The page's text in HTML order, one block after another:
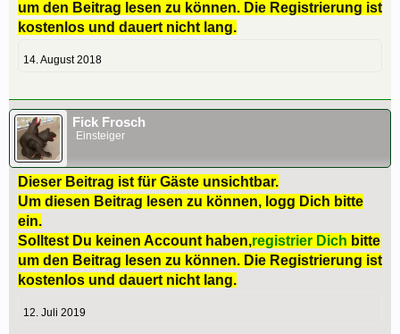
um den Beitrag lesen zu können. Die Registrierung ist
kostenlos und dauert nicht lang.
14. August 2018
Fick Frosch
Einsteiger
Dieser Beitrag ist für Gäste unsichtbar.
Um diesen Beitrag lesen zu können, logg Dich bitte
ein.
Solltest Du keinen Account haben,registrier Dich bitte
um den Beitrag lesen zu können. Die Registrierung ist
kostenlos und dauert nicht lang.
12. Juli 2019